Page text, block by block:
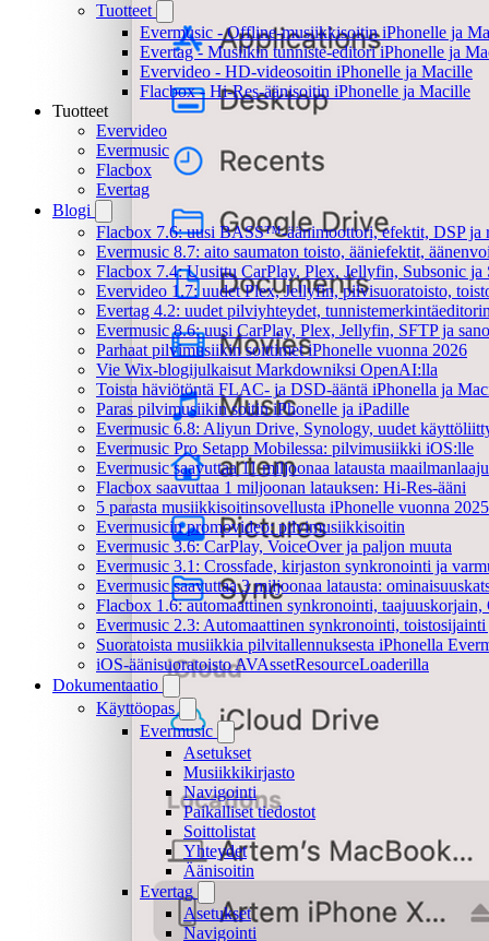
Tuotteet
Evermusic - Offline-musiikkisoitin iPhonelle ja
Evertag - Musiikin tunniste-editori iPhonelle ja
Evervideo - HD-videosoitin iPhonelle ja Macille
Flacbox - Hi-Res-äänisoitin iPhonelle ja Macille
Tuotteet
Evervideo
Evermusic
Flacbox
Evertag
Blogi
Flacbox 7.6: uusi BASS™-äänimoottori, efektit, DSP ja
Evermusic 8.7: aito saumaton toisto, ääniefektit,
Flacbox 7.4: Uusittu CarPlay, Plex, Jellyfin, Subsonic ja
Evervideo 1.7: uudet Plex, Jellyfin, pilvisuoratoisto,
Evertag 4.2: uudet pilviyhteydet,
Evermusic 8.6: uusi CarPlay, Plex, Jellyfin, SFTP ja
Parhaat pilvimusiikin soittimet iPhonelle vuonna 2026
Vie Wix-blogijulkaisut Markdowniksi OpenAI:lla
Toista häviötöntä FLAC- ja DSD-ääntä iPhonella ja
Paras pilvimusiikin soitin iPhonelle ja iPadille
Evermusic 6.8: Aliyun Drive, Synology, uudet
Evermusic Pro Setapp Mobilessa: pilvimusiikki iOS:lle
Evermusic saavuttaa 11 miljoonaa latausta
Flacbox saavuttaa 1 miljoonan latauksen: Hi-Res-ääni
5 parasta musiikkisoitinsovellusta iPhonelle vuonna 2025
Evermusicin promovideo: pilvimusiikkisoitin
Evermusic 3.6: CarPlay, VoiceOver ja paljon muuta
Evermusic 3.1: Crossfade, kirjaston synkronointi ja
Evermusic saavuttaa 3 miljoonaa latausta:
Flacbox 1.6: automaattinen synkronointi,
Evermusic 2.3: Automaattinen synkronointi, toistosijainti
Suoratoista musiikkia pilvitallennuksesta iPhonella
iOS-äänisuoratoisto AVAssetResourceLoaderilla
Dokumentaatio
Käyttöopas
Evermusic
Asetukset
Musiikkikirjasto
Navigointi
Paikalliset tiedostot
Soittolistat
Yhteydet
Äänisoitin
Evertag
Asetukset
Navigointi